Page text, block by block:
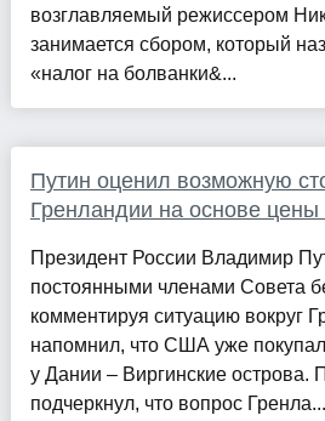
возглавляемый режиссером
занимается сбором, который
«налог на болванки&...
Путин оценил возможную
Гренландии на основе
Президент России Владимир
постоянными членами Совета
комментируя ситуацию вокруг
напомнил, что США уже
у Дании – Виргинские острова.
подчеркнул, что вопрос Гренла...